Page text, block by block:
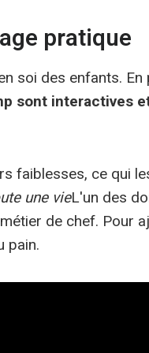
pratique
soi des enfants.
sont interactives
faiblesses, ce qui
une vieL'un des
de chef. Pour
pain.